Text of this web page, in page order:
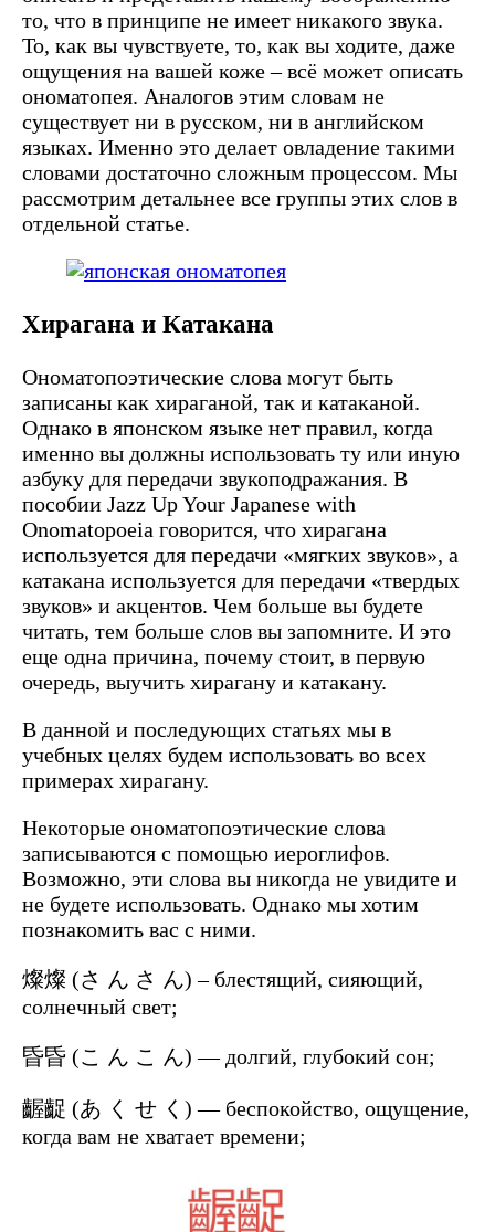
то, что в принципе не имеет никакого звука.
То, как вы чувствуете, то, как вы ходите, даже
ощущения на вашей коже – всё может описать
ономатопея. Аналогов этим словам не
существует ни в русском, ни в английском
языках. Именно это делает овладение такими
словами достаточно сложным процессом. Мы
рассмотрим детальнее все группы этих слов в
отдельной статье.
Хирагана и Катакана
Ономатопоэтические слова могут быть
записаны как хираганой, так и катаканой.
Однако в японском языке нет правил, когда
именно вы должны использовать ту или иную
азбуку для передачи звукоподражания. В
пособии Jazz Up Your Japanese with
Onomatopoeia говорится, что хирагана
используется для передачи «мягких звуков», а
катакана используется для передачи «твердых
звуков» и акцентов. Чем больше вы будете
читать, тем больше слов вы запомните. И это
еще одна причина, почему стоит, в первую
очередь, выучить хирагану и катакану.
В данной и последующих статьях мы в
учебных целях будем использовать во всех
примерах хирагану.
Некоторые ономатопоэтические слова
записываются с помощью иероглифов.
Возможно, эти слова вы никогда не увидите и
не будете использовать. Однако мы хотим
познакомить вас с ними.
燦燦 (さ ん さ ん) – блестящий, сияющий,
солнечный свет;
昏昏 (こ ん こ ん) — долгий, глубокий сон;
齷齪 (あ く せ く) — беспокойство, ощущение,
когда вам не хватает времени;